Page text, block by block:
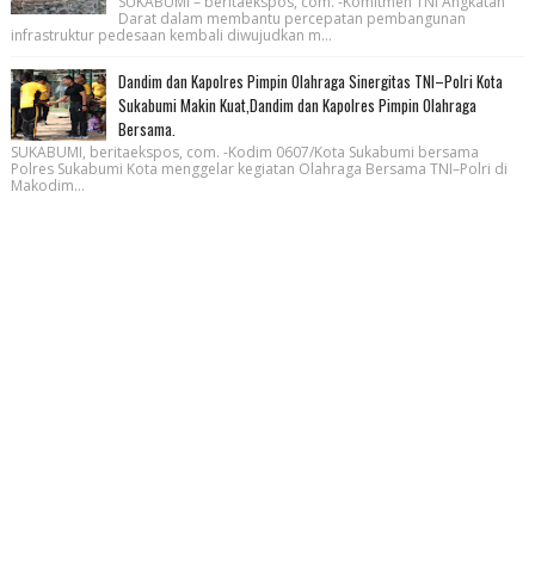
Darat dalam membantu percepatan pembangunan
infrastruktur pedesaan kembali diwujudkan m...
Dandim dan Kapolres Pimpin Olahraga Sinergitas TNI–Polri Kota
Sukabumi Makin Kuat,Dandim dan Kapolres Pimpin Olahraga
Bersama.
SUKABUMI, beritaekspos, com. -Kodim 0607/Kota Sukabumi bersama
Polres Sukabumi Kota menggelar kegiatan Olahraga Bersama TNI–Polri di
Makodim...